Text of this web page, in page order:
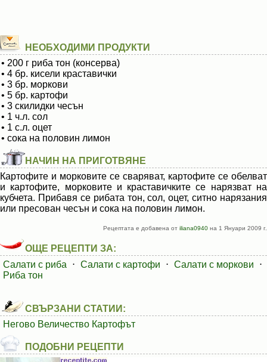
НЕОБХОДИМИ ПРОДУКТИ
• 200 г риба тон (консерва)
• 4 бр. кисели краставички
• 3 бр. моркови
• 5 бр. картофи
• 3 скилидки чесън
• 1 ч.л. сол
• 1 с.л. оцет
• сока на половин лимон
НАЧИН НА ПРИГОТВЯНЕ
Картофите и морковите се сваряват, картофите се обелват
и картофите, морковите и краставичките се нарязват на
кубчета. Прибавя се рибата тон, сол, оцет, ситно нарязания
или пресован чесън и сока на половин лимон.
Рецептата е добавена от iliana0940 на 1 Януари 2009 г.
ОЩЕ РЕЦЕПТИ ЗА:
Салати с риба
⋅ Салати с картофи ⋅ Салати с моркови
⋅
Риба тон
СВЪРЗАНИ СТАТИИ:
Негово Величество Картофът
ПОДОБНИ РЕЦЕПТИ